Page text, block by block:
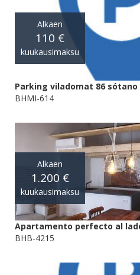
Alkaen
110 €
kuukausimaksu
Parking viladomat 86 sótano
BHMI-614
Alkaen
1.200 €
kuukausimaksu
Apartamento perfecto al
BHB-4215